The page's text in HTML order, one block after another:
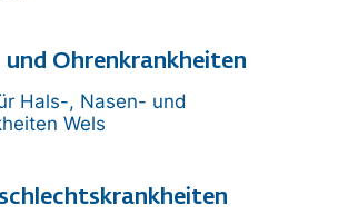
und Ohrenkrankheiten
Hals-, Nasen- und
Wels